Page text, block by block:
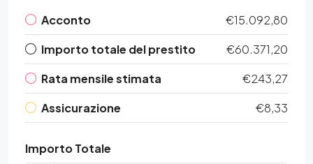
Acconto
€15.092,80
Importo totale del prestito
€60.371,20
Rata mensile stimata
€243,27
Assicurazione
€8,33
Importo Totale